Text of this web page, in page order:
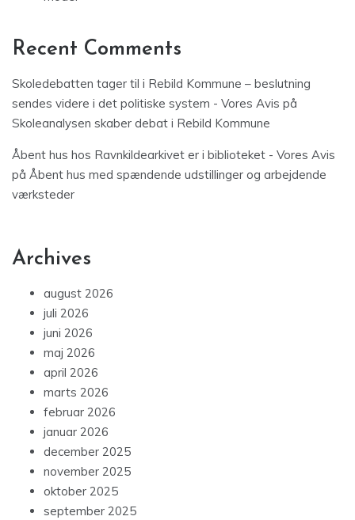
Recent Comments
Skoledebatten tager til i Rebild Kommune – beslutning
sendes videre i det politiske system - Vores Avis på
Skoleanalysen skaber debat i Rebild Kommune
Åbent hus hos Ravnkildearkivet er i biblioteket - Vores Avis
på Åbent hus med spændende udstillinger og arbejdende
værksteder
Archives
august 2026
juli 2026
juni 2026
maj 2026
april 2026
marts 2026
februar 2026
januar 2026
december 2025
november 2025
oktober 2025
september 2025